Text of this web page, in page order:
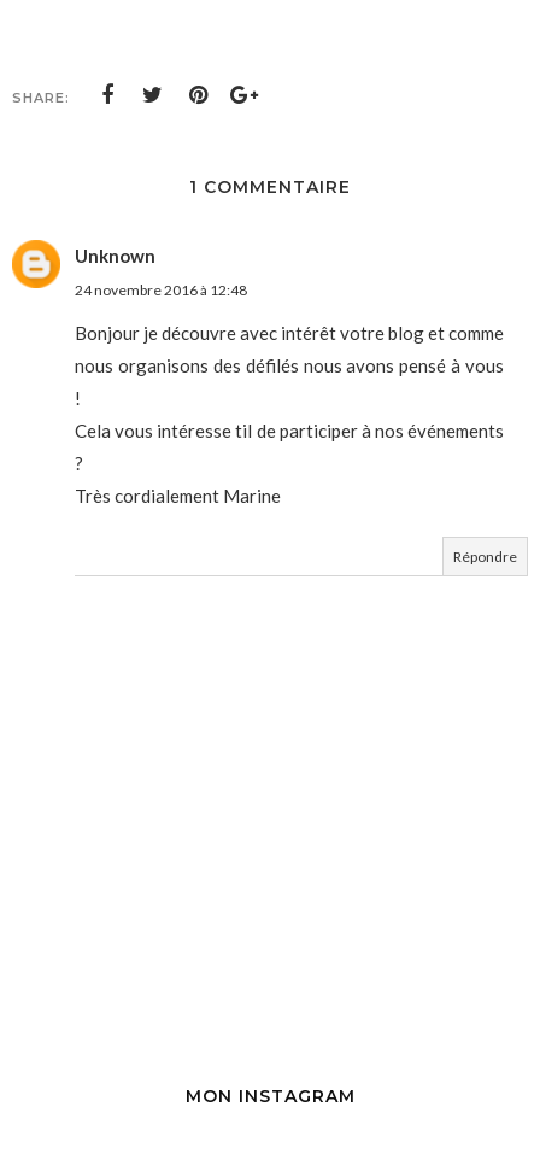
SHARE:
1 COMMENTAIRE
Unknown
24 novembre 2016 à 12:48
Bonjour je découvre avec intérêt votre blog et comme
nous organisons des défilés nous avons pensé à vous
!
Cela vous intéresse til de participer à nos événements
?
Très cordialement Marine
Répondre
MON INSTAGRAM